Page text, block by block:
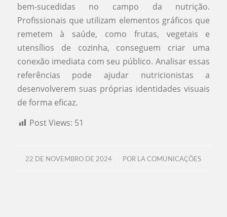
bem-sucedidas no campo da nutrição.
Profissionais que utilizam elementos gráficos que
remetem à saúde, como frutas, vegetais e
utensílios de cozinha, conseguem criar uma
conexão imediata com seu público. Analisar essas
referências pode ajudar nutricionistas a
desenvolverem suas próprias identidades visuais
de forma eficaz.
Post Views: 51
22 DE NOVEMBRO DE 2024
/ POR LA COMUNICAÇÕES